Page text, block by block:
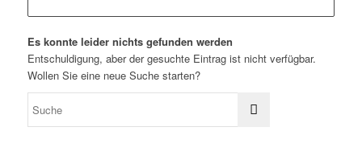
Es konnte leider nichts gefunden werden
Entschuldigung, aber der gesuchte Eintrag ist nicht verfügbar.
Wollen Sie eine neue Suche starten?